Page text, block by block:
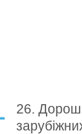
26. Дорош